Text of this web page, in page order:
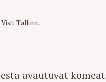
Tallinn.
avautuvat